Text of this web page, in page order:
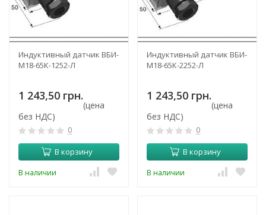
Индуктивный датчик ВБИ-
М18-65К-1252-Л
1 243,50 грн.
(цена
без НДС)
0
В корзину
В наличии
Индуктивный датчик ВБИ-
М18-65К-2252-Л
1 243,50 грн.
(цена
без НДС)
0
В корзину
В наличии